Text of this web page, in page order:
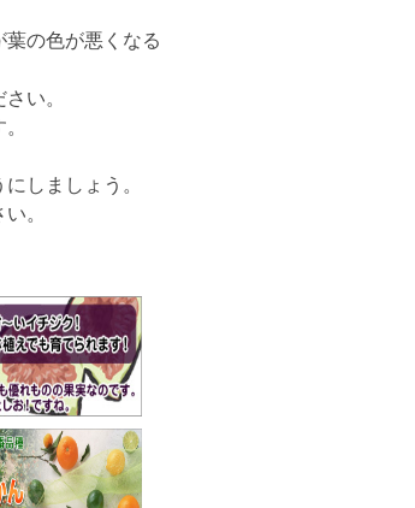
の色が悪くなる
い。
しましょう。
。